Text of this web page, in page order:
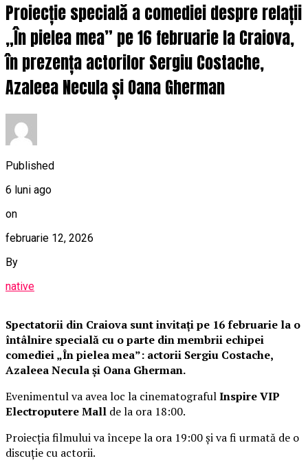
Proiecție specială a comediei despre relații
„În pielea mea” pe 16 februarie la Craiova,
în prezența actorilor Sergiu Costache,
Azaleea Necula și Oana Gherman
Published
6 luni ago
on
februarie 12, 2026
By
native
Spectatorii din Craiova sunt invitați pe 16 februarie la o
întâlnire specială cu o parte din membrii echipei
comediei „În pielea mea”: actorii Sergiu Costache,
Azaleea Necula și Oana Gherman.
Evenimentul va avea loc la cinematografulInspire VIP
Electroputere Mall de la ora 18:00.
Proiecția filmului va începe la ora 19:00 și va fi urmată de o
discuție cu actorii.